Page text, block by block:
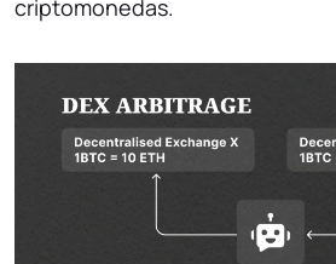
criptomonedas.